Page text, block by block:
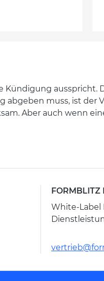
ausspricht.
abgeben muss, ist der
Aber auch wenn
FORMBLITZ
White-Label